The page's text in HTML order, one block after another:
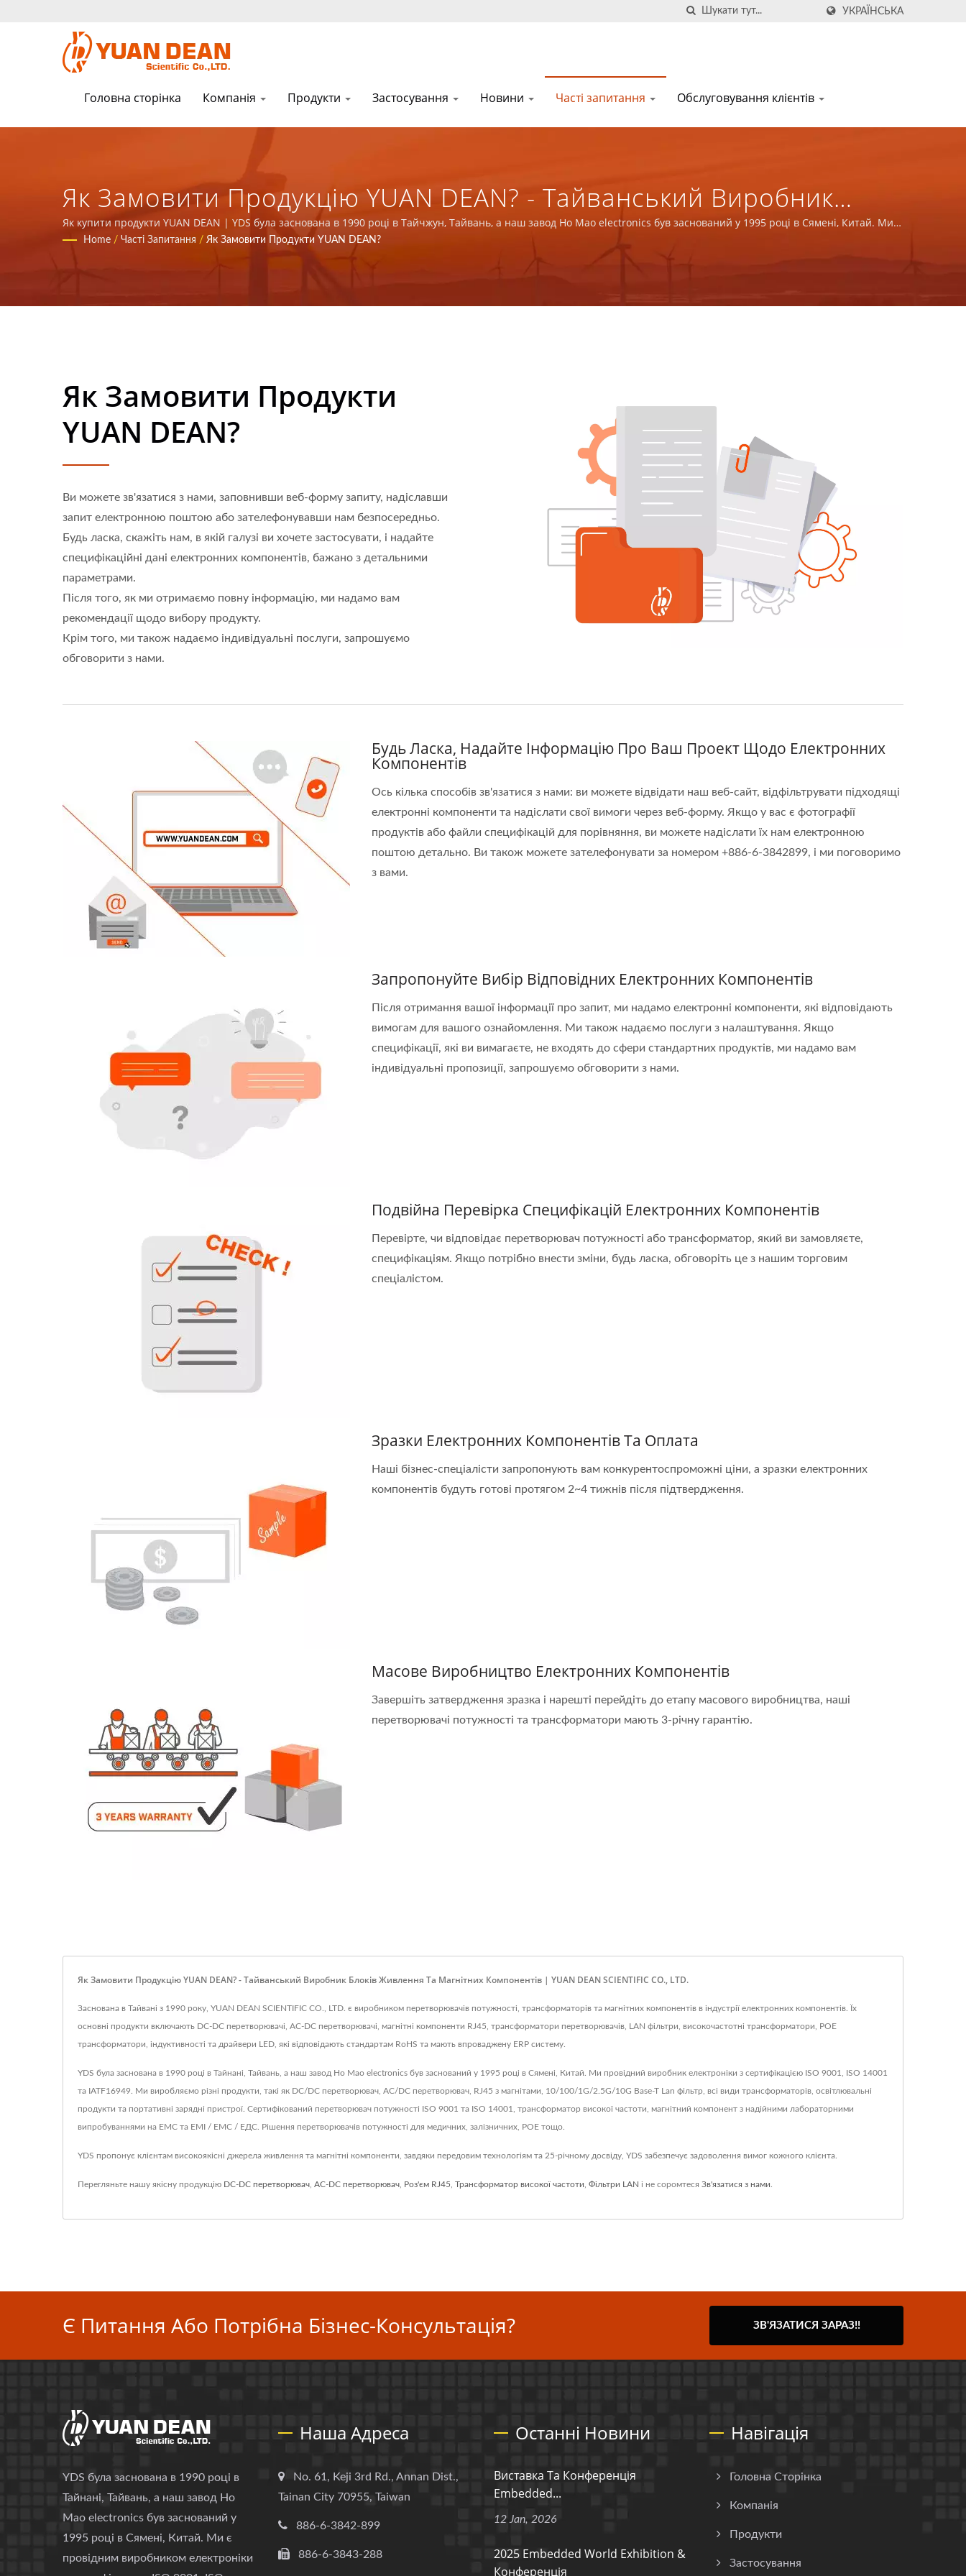
УКРАЇНСЬКА
Головна сторінка Компанія Продукти Застосування Новини Часті запитання Обслуговування клієнтів
Як Замовити Продукцію YUAN DEAN? - Тайванський Виробник
Блоків Живлення Та Магнітних Компонентів | YUAN DEAN
SCIENTIFIC CO., LTD.
Як купити продукти YUAN DEAN | YDS була заснована в 1990 році в Тайчжун, Тайвань, а наш завод Ho Mao electronics був заснований у 1995 році в Сямені, Китай. Ми є
провідним виробником електроніки з сертифікатами ISO 9001, ISO 14001 та IATF16949.
Home / Часті Запитання / Як Замовити Продукти YUAN DEAN?
Як Замовити Продукти
YUAN DEAN?
Ви можете зв'язатися з нами, заповнивши веб-форму запиту, надіславши
запит електронною поштою або зателефонувавши нам безпосередньо.
Будь ласка, скажіть нам, в якій галузі ви хочете застосувати, і надайте
специфікаційні дані електронних компонентів, бажано з детальними
параметрами.
Після того, як ми отримаємо повну інформацію, ми надамо вам
рекомендації щодо вибору продукту.
Крім того, ми також надаємо індивідуальні послуги, запрошуємо
обговорити з нами.
Будь Ласка, Надайте Інформацію Про Ваш Проект Щодо Електронних
Компонентів
Ось кілька способів зв'язатися з нами: ви можете відвідати наш веб-сайт, відфільтрувати підходящі
електронні компоненти та надіслати свої вимоги через веб-форму. Якщо у вас є фотографії
продуктів або файли специфікацій для порівняння, ви можете надіслати їх нам електронною
поштою детально. Ви також можете зателефонувати за номером +886-6-3842899, і ми поговоримо
з вами.
Запропонуйте Вибір Відповідних Електронних Компонентів
Після отримання вашої інформації про запит, ми надамо електронні компоненти, які відповідають
вимогам для вашого ознайомлення. Ми також надаємо послуги з налаштування. Якщо
специфікації, які ви вимагаєте, не входять до сфери стандартних продуктів, ми надамо вам
індивідуальні пропозиції, запрошуємо обговорити з нами.
Подвійна Перевірка Специфікацій Електронних Компонентів
Перевірте, чи відповідає перетворювач потужності або трансформатор, який ви замовляєте,
специфікаціям. Якщо потрібно внести зміни, будь ласка, обговоріть це з нашим торговим
спеціалістом.
Зразки Електронних Компонентів Та Оплата
Наші бізнес-спеціалісти запропонують вам конкурентоспроможні ціни, а зразки електронних
компонентів будуть готові протягом 2~4 тижнів після підтвердження.
Масове Виробництво Електронних Компонентів
Завершіть затвердження зразка і нарешті перейдіть до етапу масового виробництва, наші
перетворювачі потужності та трансформатори мають 3-річну гарантію.
Як Замовити Продукцію YUAN DEAN? - Тайванський Виробник Блоків Живлення Та Магнітних Компонентів | YUAN DEAN SCIENTIFIC CO., LTD.
Заснована в Тайвані з 1990 року, YUAN DEAN SCIENTIFIC CO., LTD. є виробником перетворювачів потужності, трансформаторів та магнітних компонентів в індустрії електронних компонентів. Їх
основні продукти включають DC-DC перетворювачі, AC-DC перетворювачі, магнітні компоненти RJ45, трансформатори перетворювачів, LAN фільтри, високочастотні трансформатори, POE
трансформатори, індуктивності та драйвери LED, які відповідають стандартам RoHS та мають впроваджену ERP систему.
YDS була заснована в 1990 році в Тайнані, Тайвань, а наш завод Ho Mao electronics був заснований у 1995 році в Сямені, Китай. Ми провідний виробник електроніки з сертифікацією ISO 9001, ISO 14001
та IATF16949. Ми виробляємо різні продукти, такі як DC/DC перетворювач, AC/DC перетворювач, RJ45 з магнітами, 10/100/1G/2.5G/10G Base-T Lan фільтр, всі види трансформаторів, освітлювальні
продукти та портативні зарядні пристрої. Сертифікований перетворювач потужності ISO 9001 та ISO 14001, трансформатор високої частоти, магнітний компонент з надійними лабораторними
випробуваннями на ЕМС та ЕМІ / ЕМС / ЕДС. Рішення перетворювачів потужності для медичних, залізничних, POE тощо.
YDS пропонує клієнтам високоякісні джерела живлення та магнітні компоненти, завдяки передовим технологіям та 25-річному досвіду, YDS забезпечує задоволення вимог кожного клієнта.
Перегляньте нашу якісну продукцію DC-DC перетворювач AC-DC перетворювач Роз'єм RJ45 Трансформатор високої частоти Фільтри LAN і не соромтеся Зв'язатися з нами
Є Питання Або Потрібна Бізнес-Консультація? ЗВ'ЯЗАТИСЯ ЗАРАЗ!!
YDS була заснована в 1990 році в
Тайнані, Тайвань, а наш завод Ho
Mao electronics був заснований у
1995 році в Сямені, Китай. Ми є
провідним виробником електроніки
Наша Адреса
No. 61, Keji 3rd Rd., Annan Dist.,
Tainan City 70955, Taiwan
886-6-3842-899
886-6-3843-288
Останні Новини
Виставка Та Конференція
Embedded...
12 Jan, 2026
2025 Embedded World Exhibition &
Конференція
Навігація
Головна Сторінка
Компанія
Продукти
Застосування